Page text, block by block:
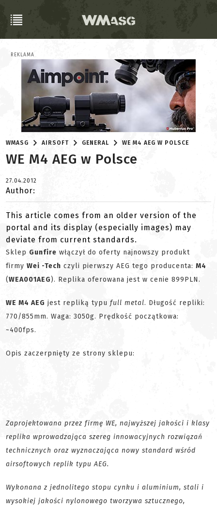
REKLAMA
WMASG AIRSOFT GENERAL WE M4 AEG W POLSCE
WE M4 AEG w Polsce
27.04.2012
Author:
This article comes from an older version of the
portal and its display (especially images) may
deviate from current standards.
Sklep Gunfire włączył do oferty najnowszy produkt
firmy Wei -Tech czyli pierwszy AEG tego producenta: M4
(WEA001AEG). Replika oferowana jest w cenie 899PLN.
WE M4 AEG jest repliką typu full metal. Długość repliki:
770/855mm. Waga: 3050g. Prędkość początkowa:
~400fps.
Opis zaczerpnięty ze strony sklepu:
Zaprojektowana przez firmę WE, najwyższej jakości i klasy
replika wprowadzająca szereg innowacyjnych rozwiązań
technicznych oraz wyznaczająca nowy standard wśród
airsoftowych replik typu AEG.
Wykonana z jednolitego stopu cynku i aluminium, stali i
wysokiej jakości nylonowego tworzywa sztucznego,